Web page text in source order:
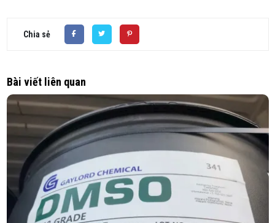
Chia sẻ
Bài viết liên quan